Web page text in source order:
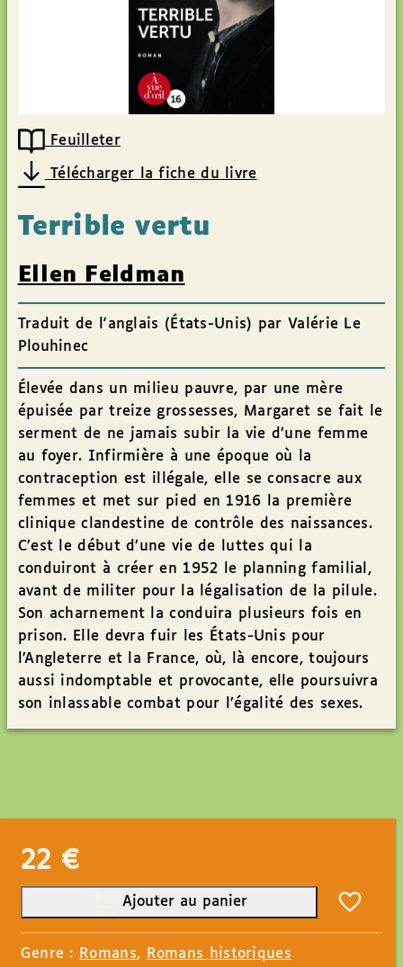
Feuilleter
Télécharger la fiche du livre
Terrible vertu
Ellen Feldman
Traduit de l'anglais (États-Unis) par Valérie Le
Plouhinec
Élevée dans un milieu pauvre, par une mère
épuisée par treize grossesses, Margaret se fait le
serment de ne jamais subir la vie d’une femme
au foyer. Infirmière à une époque où la
contraception est illégale, elle se consacre aux
femmes et met sur pied en 1916 la première
clinique clandestine de contrôle des naissances.
C’est le début d’une vie de luttes qui la
conduiront à créer en 1952 le planning familial,
avant de militer pour la légalisation de la pilule.
Son acharnement la conduira plusieurs fois en
prison. Elle devra fuir les États-Unis pour
l’Angleterre et la France, où, là encore, toujours
aussi indomptable et provocante, elle poursuivra
son inlassable combat pour l’égalité des sexes.
22 €
Ajouter au panier
Genre : Romans, Romans historiques